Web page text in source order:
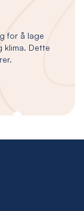
for å lage
klima. Dette